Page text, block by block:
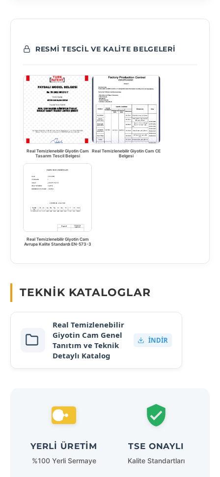
RESMI TESCIL VE KALITE BELGELERI
Real Temizlenebilir Giyotin Cam
Tasarım Tescil Belgesi
Real Temizlenebilir Giyotin Cam CE
Belgesi
Real Temizlenebilir Giyotin Cam
Avrupa Kalite Standardı EN-573-3
TEKNIK KATALOGLAR
Real Temizlenebilir
Giyotin Cam Genel
Tanıtım ve Teknik
Detaylı Katalog
İNDIR
YERLI ÜRETIM
%100 Yerli Sermaye
TSE ONAYLI
Kalite Standartları